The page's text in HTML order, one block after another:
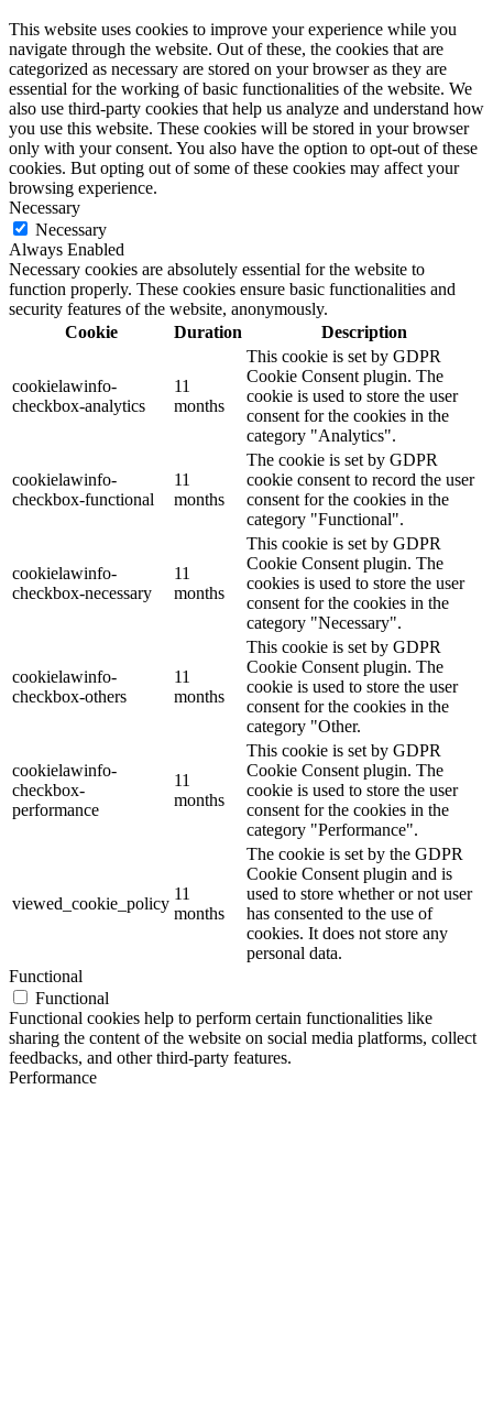
This website uses cookies to improve your experience while you
navigate through the website. Out of these, the cookies that are
categorized as necessary are stored on your browser as they are
essential for the working of basic functionalities of the website. We
also use third-party cookies that help us analyze and understand how
you use this website. These cookies will be stored in your browser
only with your consent. You also have the option to opt-out of these
cookies. But opting out of some of these cookies may affect your
browsing experience.
Necessary
Necessary
Always Enabled
Necessary cookies are absolutely essential for the website to
function properly. These cookies ensure basic functionalities and
security features of the website, anonymously.
Cookie
Duration Description
cookielawinfo-
checkbox-analytics
11
months
This cookie is set by GDPR
Cookie Consent plugin. The
cookie is used to store the user
consent for the cookies in the
category "Analytics".
cookielawinfo-
checkbox-functional
11
months
The cookie is set by GDPR
cookie consent to record the user
consent for the cookies in the
category "Functional".
cookielawinfo-
checkbox-necessary
11
months
This cookie is set by GDPR
Cookie Consent plugin. The
cookies is used to store the user
consent for the cookies in the
category "Necessary".
cookielawinfo-
checkbox-others
11
months
This cookie is set by GDPR
Cookie Consent plugin. The
cookie is used to store the user
consent for the cookies in the
category "Other.
cookielawinfo-
checkbox-
performance
11
months
This cookie is set by GDPR
Cookie Consent plugin. The
cookie is used to store the user
consent for the cookies in the
category "Performance".
viewed_cookie_policy
11
months
The cookie is set by the GDPR
Cookie Consent plugin and is
used to store whether or not user
has consented to the use of
cookies. It does not store any
personal data.
Functional
Functional
Functional cookies help to perform certain functionalities like
sharing the content of the website on social media platforms, collect
feedbacks, and other third-party features.
Performance